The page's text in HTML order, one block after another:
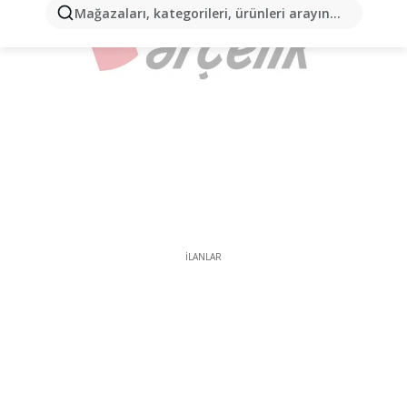
Mağazaları, kategorileri, ürünleri arayın...
İLANLAR